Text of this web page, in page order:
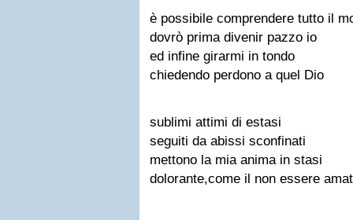
è possibile comprendere tutto il
dovrò prima divenir pazzo io
ed infine girarmi in tondo
chiedendo perdono a quel Dio
sublimi attimi di estasi
seguiti da abissi sconfinati
mettono la mia anima in stasi
dolorante,come il non essere